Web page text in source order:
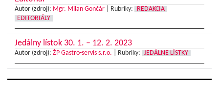
Autor (zdroj): Mgr. Milan Gončár Rubriky:
REDAKCIA
EDITORIÁLY
Jedálny lístok 30. 1. – 12. 2. 2023
Autor (zdroj): ŽP Gastro-servis s.r.o. Rubriky: JEDÁLNE LÍSTKY